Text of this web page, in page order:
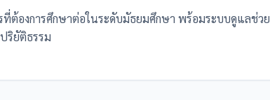
ต้องการศึกษาต่อในระดับมัธยมศึกษา พร้อมระบบดูแลช่วย
ริยัติธรรม